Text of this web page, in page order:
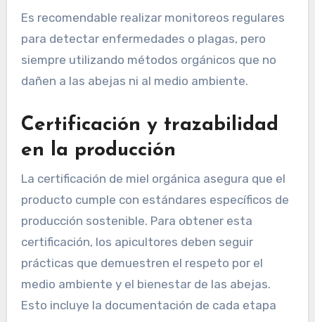
las abejas, como las colmenas de tipo
Langstroth o Top Bar. El manejo de las abejas
debe ser cuidadoso, minimizando la intervención
humana y permitiendo que las colonias se
Es recomendable realizar monitoreos regulares
para detectar enfermedades o plagas, pero
siempre utilizando métodos orgánicos que no
dañen a las abejas ni al medio ambiente.
Certificación y trazabilidad
en la producción
La certificación de miel orgánica asegura que el